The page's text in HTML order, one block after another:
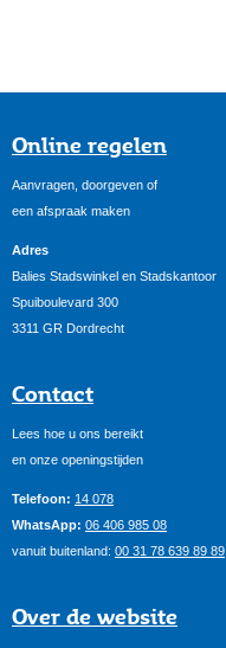
Online regelen
Aanvragen, doorgeven of
een afspraak maken
Adres
Balies Stadswinkel en Stadskantoor
Spuiboulevard 300
3311 GR Dordrecht
Contact
Lees hoe u ons bereikt
en onze openingstijden
Telefoon: 14 078
WhatsApp: 06 406 985 08
vanuit buitenland: 00 31 78 639 89 89
Over de website